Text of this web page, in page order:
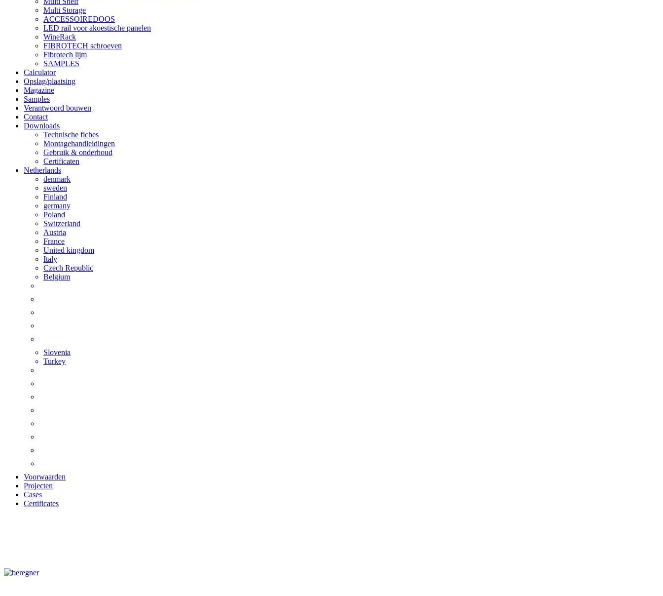
Multi Storage
ACCESSOIREDOOS
LED rail voor akoestische panelen
WineRack
FIBROTECH schroeven
Fibrotech lijm
SAMPLES
Calculator
Opslag/plaatsing
Magazine
Samples
Verantwoord bouwen
Contact
Downloads
Technische fiches
Montagehandleidingen
Gebruik & onderhoud
Certificaten
Netherlands
denmark
sweden
Finland
germany
Poland
Switzerland
Austria
France
United kingdom
Italy
Czech Republic
Belgium
Slovenia
Turkey
Voorwaarden
Projecten
Cases
Certificates